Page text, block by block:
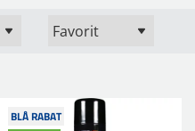
BLÅ RABAT